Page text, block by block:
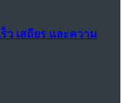
ว เสถียร และความ